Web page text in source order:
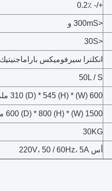
+/- 0.2٪
<300mS و
<30S
انكلترا سيرفوميكس
50L / S
600 (W) * 310 (D) * 545 (H) ملم
1500 (W) * 600 (D) * 800 (H) ملم
30KG
أس 220V، 50 / 60Hz، 5A